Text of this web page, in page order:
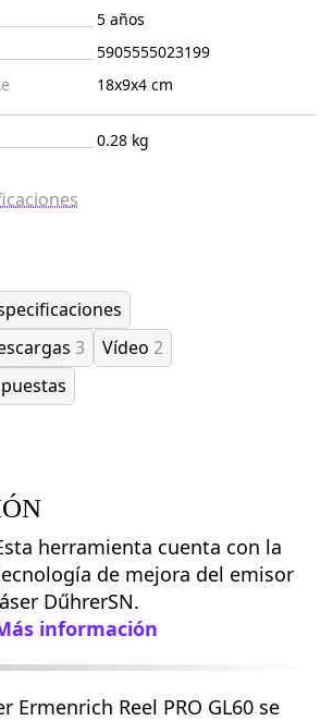
5 años
5905555023199
18x9x4 cm
0.28 kg
3 Vídeo 2
herramienta cuenta con la
de mejora del emisor
DűhrerSN.
información
Ermenrich Reel PRO GL60 se